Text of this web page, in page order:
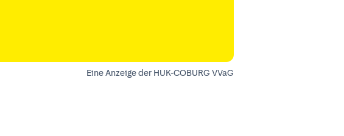
Eine Anzeige der HUK-COBURG VVaG